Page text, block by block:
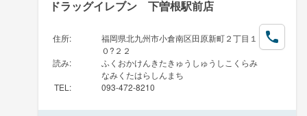
ドラッグイレブン 下曽根駅前店
住所:
福岡県北九州市小倉南区田原新町２丁目１
０?２２
読み:
ふくおかけんきたきゅうしゅうしこくらみ
なみくたはらしんまち
TEL : 093-472-8210